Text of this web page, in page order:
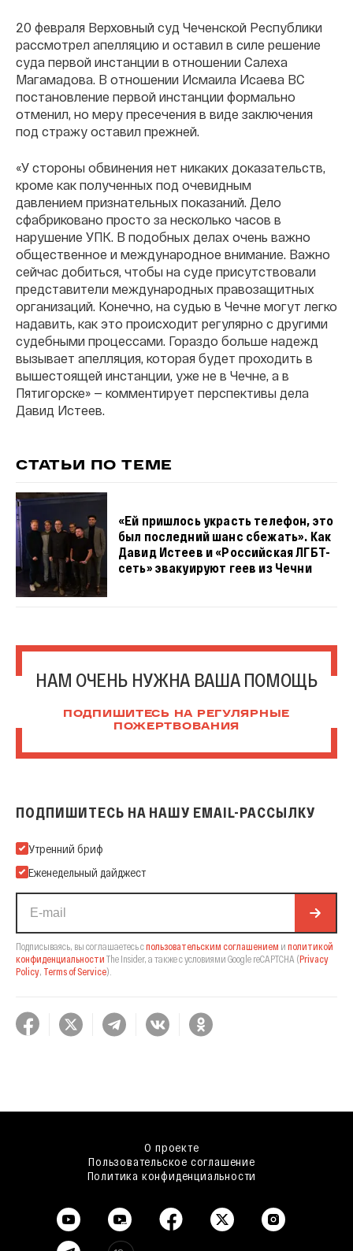
20 февраля Верховный суд Чеченской Республики
рассмотрел апелляцию и оставил в силе решение
суда первой инстанции в отношении Салеха
Магамадова. В отношении Исмаила Исаева ВС
постановление первой инстанции формально
отменил, но меру пресечения в виде заключения
под стражу оставил прежней.
«У стороны обвинения нет никаких доказательств,
кроме как полученных под очевидным
давлением признательных показаний. Дело
сфабриковано просто за несколько часов в
нарушение УПК. В подобных делах очень важно
общественное и международное внимание. Важно
сейчас добиться, чтобы на суде присутствовали
представители международных правозащитных
организаций. Конечно, на судью в Чечне могут легко
надавить, как это происходит регулярно с другими
судебными процессами. Гораздо больше надежд
вызывает апелляция, которая будет проходить в
вышестоящей инстанции, уже не в Чечне, а в
Пятигорске» — комментирует перспективы дела
Давид Истеев.
СТАТЬИ ПО ТЕМЕ
«Ей пришлось украсть телефон, это
был последний шанс сбежать». Как
Давид Истеев и «Российская ЛГБТ-
сеть» эвакуируют геев из Чечни
НАМ ОЧЕНЬ НУЖНА ВАША ПОМОЩЬ
ПОДПИШИТЕСЬ НА РЕГУЛЯРНЫЕ
ПОЖЕРТВОВАНИЯ
ПОДПИШИТЕСЬ НА НАШУ EMAIL-РАССЫЛКУ
Подпишитесь на нашу Email-рассылку
Утренний бриф
Еженедельный дайджест
Подписываясь, вы соглашаетесь спользовательским соглашением и политикой
конфиденциальности The Insider, а также с условиями Google reCAPTCHA (Privacy
Policy Terms of Service).
О проекте
Пользовательское соглашение
Политика конфиденциальности